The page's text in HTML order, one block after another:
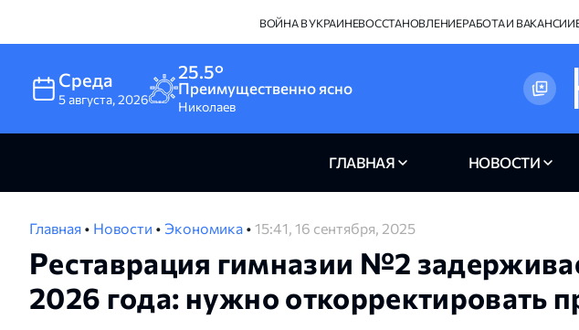
ВОЙНА В УКРАИНЕВОССТАНОВЛЕНИЕРАБОТА И ВАКАНСИИ
Среда
5августа,2026
25.5°
Преимущественно ясно
Николаев
ГЛАВНАЯ НОВОСТИ
Главная • Новости • Экономика • 15:41, 16 сентября, 2025
Реставрация гимназии №2
2026 года: нужно откорректировать